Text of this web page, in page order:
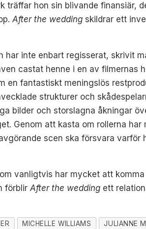
träffar hon sin blivande finansiär,
After the wedding skildrar ett
har inte enbart regisserat, skrivit
castat henne i en av filmernas
en fantastiskt meningslös
strukturer och
bilder och storslagna åkningar
Genom att kasta om rollerna
scen ska försvara
vanligtvis har mycket att
förblirAfter the wedding ett
MICHELLE WILLIAMS JULIANNE